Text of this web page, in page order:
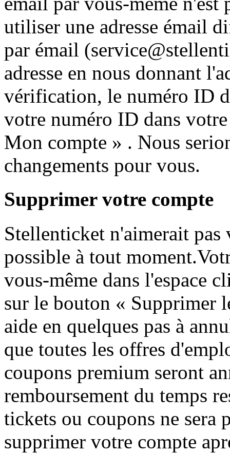
utiliser une adresse émail
par émail (
adresse en nous donnant
vérification, le numéro ID
votre numéro ID dans
Mon compte » . Nous
changements pour vous.
Supprimer votre compte
Stellenticket n'aimerait pas
possible à tout
vous-même dans l'espace
sur le bouton « Supprimer
aide en quelques pas à
que toutes les offres
coupons premium seront
remboursement du temps
tickets ou coupons ne sera
supprimer votre compte